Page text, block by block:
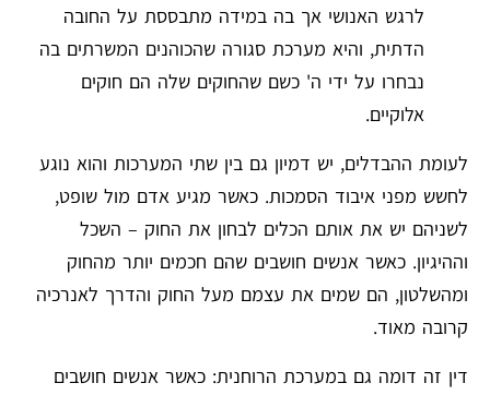
לרגש האנושי אך בה במידה מתבססת על החובה
הדתית, והיא מערכת סגורה שהכוהנים המשרתים בה
נבחרו על ידי ה' כשם שהחוקים שלה הם חוקים
אלוקיים.
לעומת ההבדלים, יש דמיון גם בין שתי המערכות והוא נוגע
לחשש מפני איבוד הסמכות. כאשר מגיע אדם מול שופט,
לשניהם יש את אותם הכלים לבחון את החוק – השכל
וההיגיון. כאשר אנשים חושבים שהם חכמים יותר מהחוק
ומהשלטון, הם שמים את עצמם מעל החוק והדרך לאנרכיה
קרובה מאוד.
דין זה דומה גם במערכת הרוחנית: כאשר אנשים חושבים